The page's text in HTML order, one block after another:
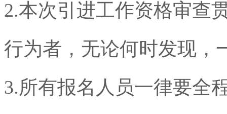
2.本次引进工作资格审查
行为者，无论何时发现，
3.所有报名人员一律要全